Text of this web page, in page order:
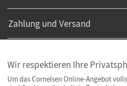
Zahlung und Versand
Wir respektieren Ihre
Um das Cornelsen Online-Angebot